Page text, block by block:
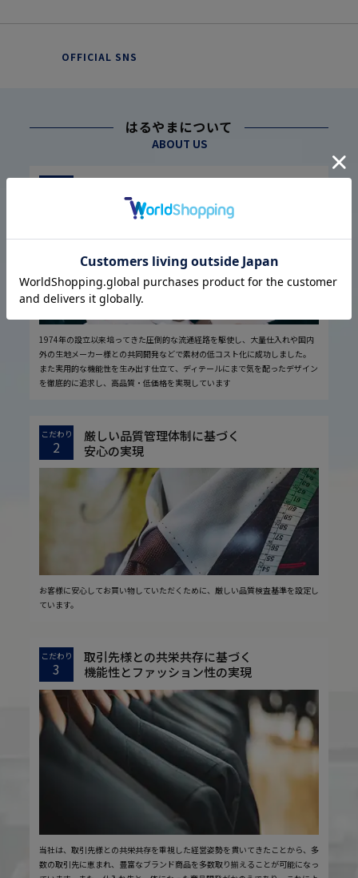
OFFICIAL SNS
はるやまについて
ABOUT US
高品質・低価格の実現
1974年の設立以来培ってきた圧倒的な流通経路を駆使し、大量仕入れや国内
外の生地メーカー様との共同開発などで素材の低コスト化に成功しました。
また実用的な機能性を生み出す仕立て、ディテールにまで気を配ったデザイン
を徹底的に追求し、高品質・低価格を実現しています
こだわり
2
厳しい品質管理体制に基づく
安心の実現
お客様に安心してお買い物していただくために、厳しい品質検査基準を設定し
ています。
こだわり
3
取引先様との共栄共存に基づく
機能性とファッション性の実現
当社は、取引先様との共栄共存を重視した経営姿勢を貫いてきたことから、多
数の取引先に恵まれ、豊富なブランド商品を多数取り揃えることが可能になっ